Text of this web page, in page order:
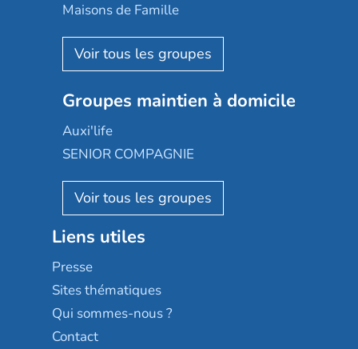
Happy Senior
Aquarelia
Nexity edenea
Les jardins d'Arcadie
Occitalia
Appartseniors
Reseda
Stella management
Les villages d'or
Sérénys
Résidences services Villa Médicis
Maisons de Famille
Korian
Emera
Groupe SOS
Le Noble Âge
Almage
Résidalya
Groupe aplus
Groupes maintien à domicile
Auxi'life
SENIOR COMPAGNIE
AGE D'OR Services
Liens utiles
Presse
Sites thématiques
Qui sommes-nous ?
Contact